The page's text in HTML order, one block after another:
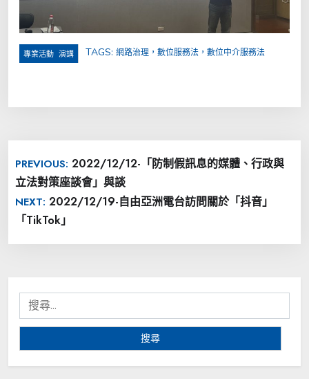
專業活動 演講 TAGS: 網路治理，數位服務法，數位中介服務法
章
導
覽
PREVIOUS: 2022/12/12-「防制假訊息的媒體、行政與
立法對策座談會」與談
NEXT: 2022/12/19-自由亞洲電台訪問關於「抖音」
「TikTok」
搜
尋